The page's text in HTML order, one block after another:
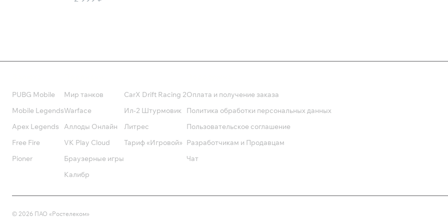
PUBG Mobile
Mobile Legends
Apex Legends
Free Fire
Pioner
Мир танков
Warface
Аллоды Онлайн
VK Play Cloud
Браузерные игры
Калибр
CarX Drift Racing 2
Ил-2 Штурмовик
Литрес
Тариф «Игровой»
Оплата и получение заказа
Политика обработки персональных данных
Пользовательское соглашение
Разработчикам и Продавцам
Чат
© 2026 ПАО «Ростелеком»